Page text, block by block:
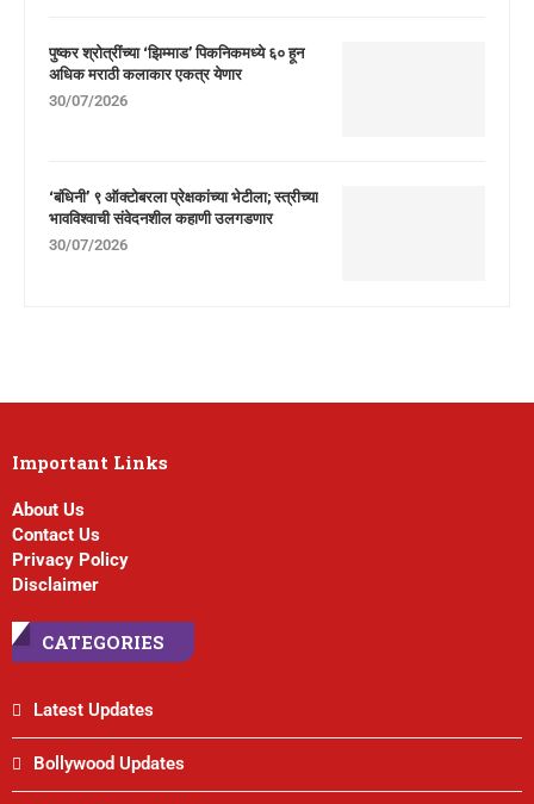
पुष्कर श्रोत्रींच्या ‘झिम्माड’ पिकनिकमध्ये ६० हून
अधिक मराठी कलाकार एकत्र येणार
30/07/2026
‘बंधिनी’ ९ ऑक्टोबरला प्रेक्षकांच्या भेटीला; स्त्रीच्या
भावविश्वाची संवेदनशील कहाणी उलगडणार
30/07/2026
Important Links
About Us
Contact Us
Privacy Policy
Disclaimer
CATEGORIES
Latest Updates
Bollywood Updates